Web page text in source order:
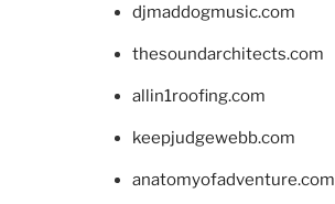
djmaddogmusic.com
thesoundarchitects.com
allin1roofing.com
keepjudgewebb.com
anatomyofadventure.com